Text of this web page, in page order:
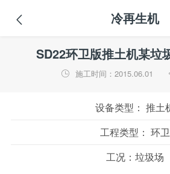
 冷再生机
挖掘机 铣刨机 摊铺机
SD22环卫版推土机某垃
 施工时间：2015.06.01
设备类型： 推土
工程类型： 环卫
工况： 垃圾场